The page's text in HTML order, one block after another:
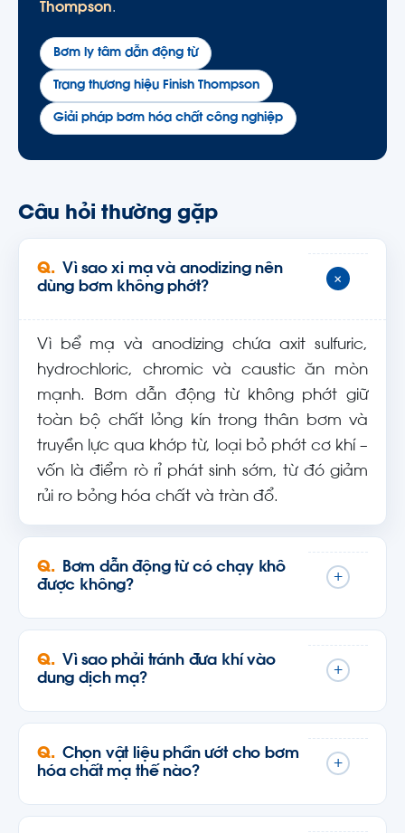
Thompson.
Bơm ly tâm dẫn động từ
Trang thương hiệu Finish Thompson
Giải pháp bơm hóa chất công nghiệp
Câu hỏi thường gặp
Vì sao xi mạ và anodizing nên
dùng bơm không phớt?
+
Vì bể mạ và anodizing chứa axit sulfuric,
hydrochloric, chromic và caustic ăn mòn
mạnh. Bơm dẫn động từ không phớt giữ
toàn bộ chất lỏng kín trong thân bơm và
truyền lực qua khớp từ, loại bỏ phớt cơ khí –
vốn là điểm rò rỉ phát sinh sớm, từ đó giảm
rủi ro bỏng hóa chất và tràn đổ.
Bơm dẫn động từ có chạy khô
được không?
+
Vì sao phải tránh đưa khí vào
dung dịch mạ?
+
Chọn vật liệu phần ướt cho bơm
hóa chất mạ thế nào?
+